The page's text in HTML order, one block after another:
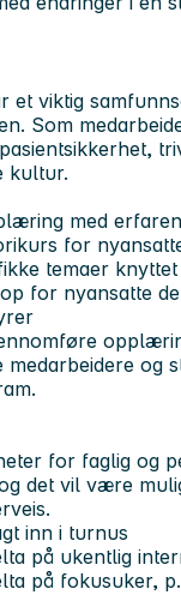
et viktig
Som
kultur.
med
for
temaer
for nyansatte
og
for faglig og
det vil være
inn i turnus
på ukentlig
på fokusuker,